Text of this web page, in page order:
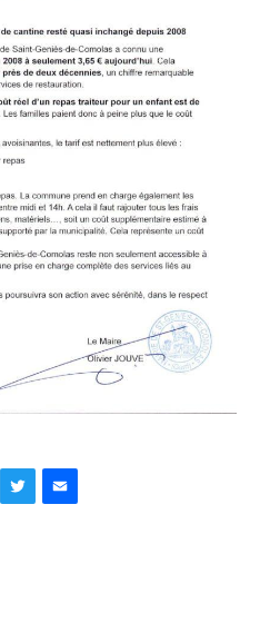
Facebook
Twitter